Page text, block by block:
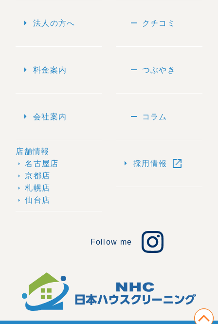
arrow_right 法人の方へ
arrow_right 料金案内
arrow_right 会社案内
店舗情報
arrow_right 名古屋店
arrow_right 京都店
arrow_right 札幌店
arrow_right 仙台店
remove クチコミ
remove つぶやき
remove コラム
arrow_right 採用情報 open_in_new
Follow me